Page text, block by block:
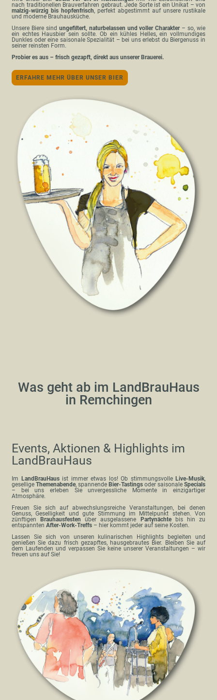
nach traditionellen Brauverfahren gebraut. Jede Sorte ist ein Unikat – von
malzig-würzig bis hopfenfrisch, perfekt abgestimmt auf unsere rustikale
und moderne Brauhausküche.
Unsere Biere sind ungefiltert, naturbelassen und voller Charakter– so, wie
ein echtes Hausbier sein sollte. Ob ein kühles Helles, ein vollmundiges
Dunkles oder eine saisonale Spezialität – bei uns erlebst du Biergenuss in
seiner reinsten Form.
Probier es aus – frisch gezapft, direkt aus unserer Brauerei.
ERFAHRE MEHR ÜBER UNSER BIER
Was geht ab im LandBrauHaus
in Remchingen
Events, Aktionen & Highlights im
LandBrauHaus
Im LandBrauHausist immer etwas los! Ob stimmungsvolle Live-Musik,
gesellige Themenabende, spannende Bier-Tastings oder saisonale Specials
– bei uns erleben Sie unvergessliche Momente in einzigartiger
Atmosphäre.
Freuen Sie sich auf abwechslungsreiche Veranstaltungen, bei denen
Genuss, Geselligkeit und gute Stimmung im Mittelpunkt stehen. Von
zünftigen
Brauhausfesten über ausgelassene Partynächtebis hin zu
entspannten After-Work-Treffs – hier kommt jeder auf seine Kosten.
Lassen Sie sich von unseren kulinarischen Highlights begleiten und
genießen Sie dazu frisch gezapftes, hausgebrautes Bier. Bleiben Sie auf
dem Laufenden und verpassen Sie keine unserer Veranstaltungen – wir
freuen uns auf Sie!